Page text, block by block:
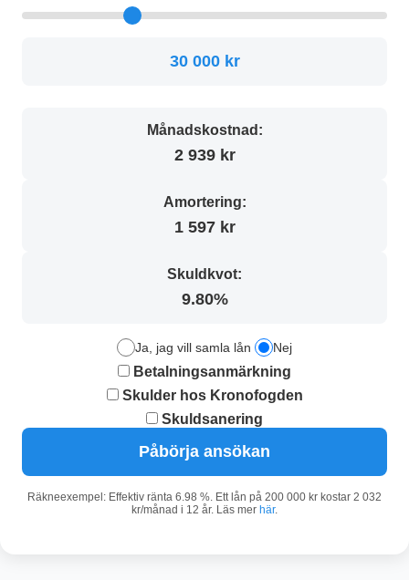
30 000 kr
Månadskostnad:
2 939 kr
Amortering:
1 597 kr
Skuldkvot:
9.80%
Ja, jag vill samla lån Nej
Betalningsanmärkning
Skulder hos Kronofogden
Skuldsanering
Påbörja ansökan
Räkneexempel: Effektiv ränta 6.98 %. Ett lån på 200 000 kr kostar 2 032
kr/månad i 12 år. Läs mer här.